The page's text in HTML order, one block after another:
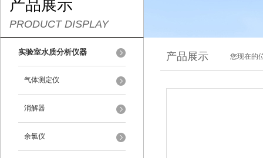
产品展示
PRODUCT DISPLAY
实验室水质分析仪器
气体测定仪
消解器
余氯仪
产品展示 您现在的